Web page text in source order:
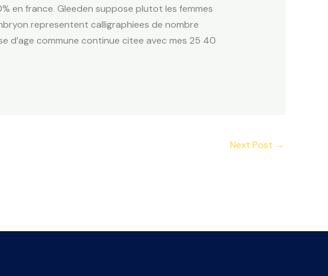
en france. Gleeden suppose plutot les femmes
representent calligraphiees de nombre
d’age commune continue citee avec mes 25 40
Next Post →